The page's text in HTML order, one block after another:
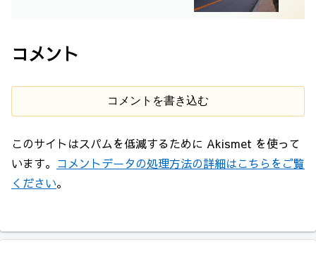
コメント
コメントを書き込む
このサイトはスパムを低減するために Akismet を使って
います。 コメントデータの処理方法の詳細はこちらをご覧
ください。